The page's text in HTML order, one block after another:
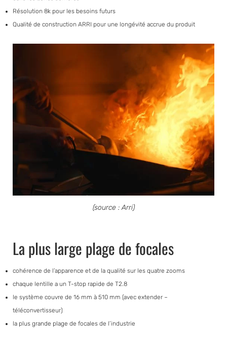
Résolution 8k pour les besoins futurs
Qualité de construction ARRI pour une longévité accrue du produit
(source : Arri)
La plus large plage de focales
cohérence de l’apparence et de la qualité sur les quatre zooms
chaque lentille a un T-stop rapide de T2.8
le système couvre de 16 mm à 510 mm (avec extender –
téléconvertisseur)
la plus grande plage de focales de l’industrie